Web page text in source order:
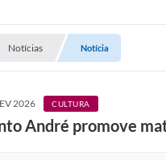
Notícias Notícia
2026 CULTURA
André promove